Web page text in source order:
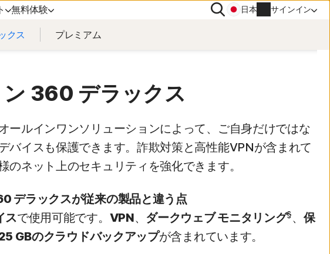
トラック
ノートン ユーティリティーズ アルテ
詳しく見る
無料体験
索
日本 サインイン
アカウント情報
請求情報
注文履歴
プロダクトキーの入力
クス プレミアム
ン 360 デラックス
ールインワンソリューションによって、ご自身だけではな
バイスも保護できます。詐欺対策と高性能VPNが含まれて
のネット上のセキュリティを強化できます。
デラックスが従来の製品と違う点
スで使用可能です。 VPN、 ダークウェブ モニタリング§、 保
GBのクラウドバックアップが含まれています。